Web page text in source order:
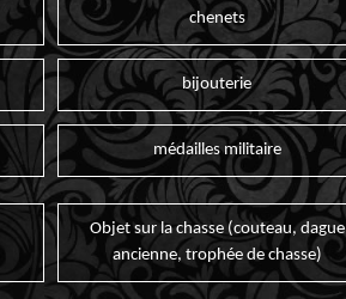
chenets
bijouterie
médailles militaire
Objet sur la chasse (couteau, dague
ancienne, trophée de chasse)